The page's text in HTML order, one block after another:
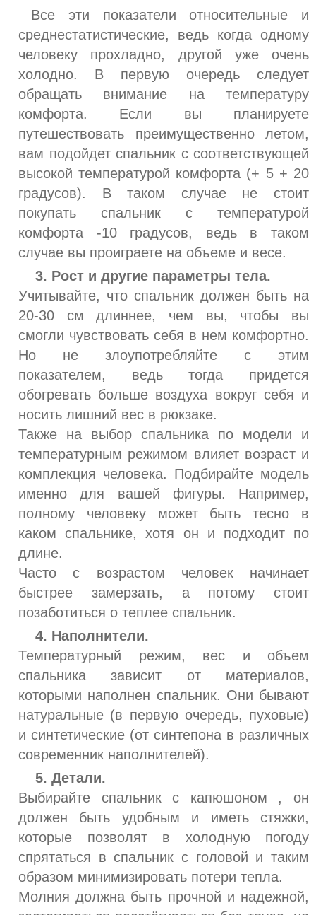
Все эти показатели относительные и
среднестатистические, ведь когда одному
человеку прохладно, другой уже очень
холодно. В первую очередь следует
обращать внимание на температуру
комфорта. Если вы планируете
путешествовать преимущественно летом,
вам подойдет спальник с соответствующей
высокой температурой комфорта (+ 5 + 20
градусов). В таком случае не стоит
покупать спальник с температурой
комфорта -10 градусов, ведь в таком
случае вы проиграете на объеме и весе.
3. Рост и другие параметры тела.
Учитывайте, что спальник должен быть на
20-30 см длиннее, чем вы, чтобы вы
смогли чувствовать себя в нем комфортно.
Но не злоупотребляйте с этим
показателем, ведь тогда придется
обогревать больше воздуха вокруг себя и
носить лишний вес в рюкзаке.
Также на выбор спальника по модели и
температурным режимом влияет возраст и
комплекция человека. Подбирайте модель
именно для вашей фигуры. Например,
полному человеку может быть тесно в
каком спальнике, хотя он и подходит по
длине.
Часто с возрастом человек начинает
быстрее замерзать, а потому стоит
позаботиться о теплее спальник.
4. Наполнители.
Температурный режим, вес и объем
спальника зависит от материалов,
которыми наполнен спальник. Они бывают
натуральные (в первую очередь, пуховые)
и синтетические (от синтепона в различных
современник наполнителей).
5. Детали.
Выбирайте спальник с капюшоном , он
должен быть удобным и иметь стяжки,
которые позволят в холодную погоду
спрятаться в спальник с головой и таким
образом минимизировать потери тепла.
Молния должна быть прочной и надежной,